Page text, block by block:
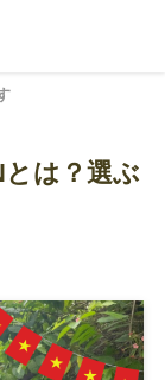
は？選ぶ